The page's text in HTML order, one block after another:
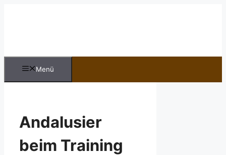
Menü
Andalusier
beim Training